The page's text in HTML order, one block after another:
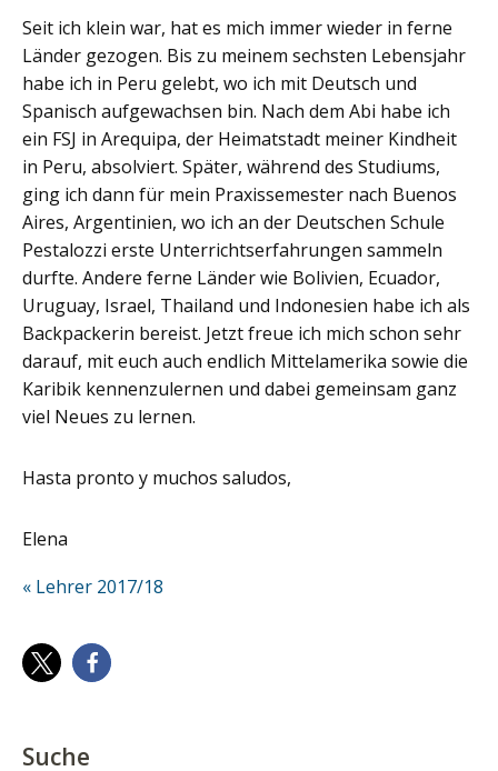
Seit ich klein war, hat es mich immer wieder in ferne
Länder gezogen. Bis zu meinem sechsten Lebensjahr
habe ich in Peru gelebt, wo ich mit Deutsch und
Spanisch aufgewachsen bin. Nach dem Abi habe ich
ein FSJ in Arequipa, der Heimatstadt meiner Kindheit
in Peru, absolviert. Später, während des Studiums,
ging ich dann für mein Praxis­semester nach Buenos
Aires, Argentinien, wo ich an der Deutschen Schule
Pestalozzi erste Unterrichtserfahrun­gen sammeln
durfte. Andere ferne Länder wie Bolivien, Ecuador,
Uruguay, Israel, Thailand und Indonesien habe ich als
Backpackerin bereist. Jetzt freue ich mich schon sehr
darauf, mit euch auch endlich Mittelamerika sowie die
Karibik kennenzulernen und dabei gemeinsam ganz
viel Neues zu lernen.
Hasta pronto y muchos saludos,
Elena
« Lehrer 2017/18
Suche